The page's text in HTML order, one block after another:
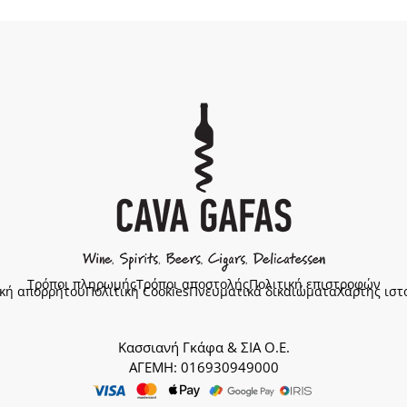
Τρόποι πληρωμήςΤρόποι αποστολήςΠολιτική επιστροφών
απορρήτουΠολιτική CookiesΠνευματικά δικαιώματαΧάρτης
Κασσιανή Γκάφα & ΣΙΑ Ο.Ε.
ΑΓΕΜΗ: 016930949000